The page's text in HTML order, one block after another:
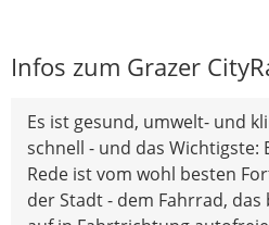
Infos zum Grazer
Es ist gesund, umwelt- und
schnell - und das Wichtigste:
Rede ist vom wohl besten
der Stadt - dem Fahrrad, das